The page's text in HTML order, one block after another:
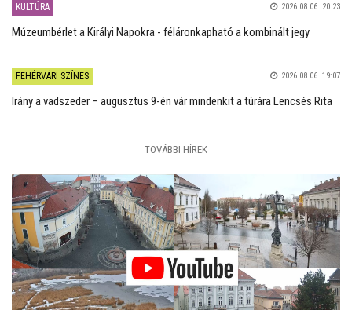
KULTÚRA 2026.08.06. 20:23
Múzeumbérlet a Királyi Napokra - féláronkapható a kombinált jegy
FEHÉRVÁRI SZÍNES 2026.08.06. 19:07
Irány a vadszeder – augusztus 9-én vár mindenkit a túrára Lencsés Rita
TOVÁBBI HÍREK